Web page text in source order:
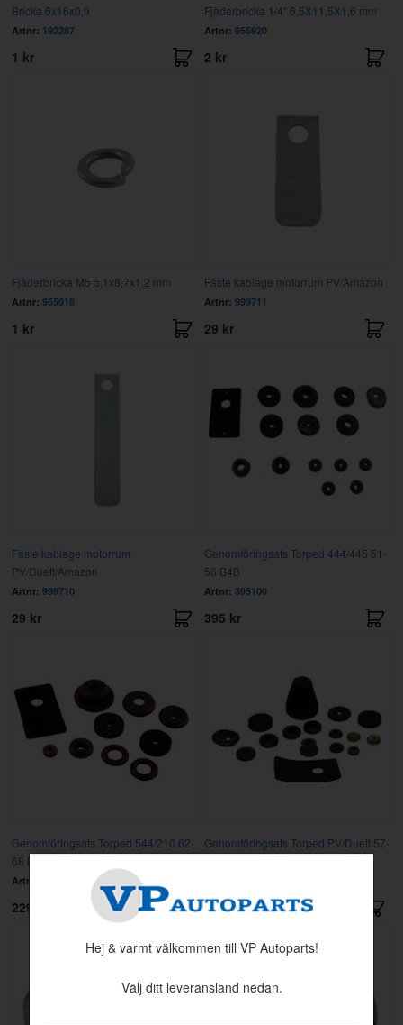
Bricka 6x16x0,9
Artnr: 192287
1 kr
Fjäderbricka 1/4" 6,5X11,5X1,6 mm
Artnr: 955920
2 kr
Fjäderbricka M5 5,1x8,7x1,2 mm
Artnr: 955918
1 kr
Fäste kablage motorrum PV/Amazon
Artnr: 999711
29 kr
Fäste kablage motorrum
PV/Duett/Amazon
Artnr: 999710
29 kr
Genomföringsats Torped 444/445 51-
56 B4B
Artnr: 395100
395 kr
Genomföringsats Torped 544/210 62-
68 B18
Artnr:
229 kr
Genomföringsats Torped PV/Duett 57-
329 kr
Hej & varmt välkommen till VP Autoparts!
Välj ditt leveransland nedan.